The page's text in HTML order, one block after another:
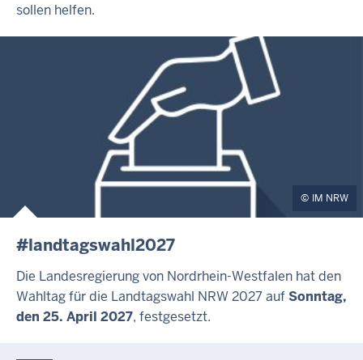
sollen helfen.
IM NRW
#landtagswahl2027
Die Landesregierung von Nordrhein-Westfalen hat den
Wahltag für die Landtagswahl NRW 2027 aufSonntag,
den 25. April 2027, festgesetzt.